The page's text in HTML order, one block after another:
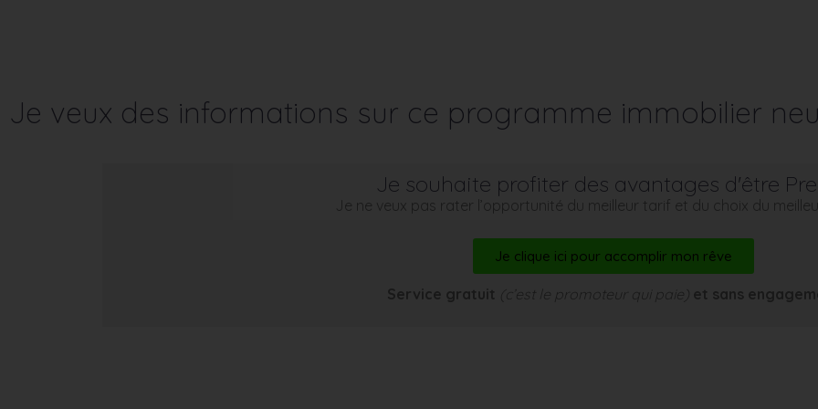
Je veux des informations sur ce programme immobilier
Je souhaite profiter des avantages d'être
Je ne veux pas rater l’opportunité du meilleur tarif et du choix du
Je clique ici pour accomplir mon rêve
Service gratuit (c’est le promoteur qui paie) et sans